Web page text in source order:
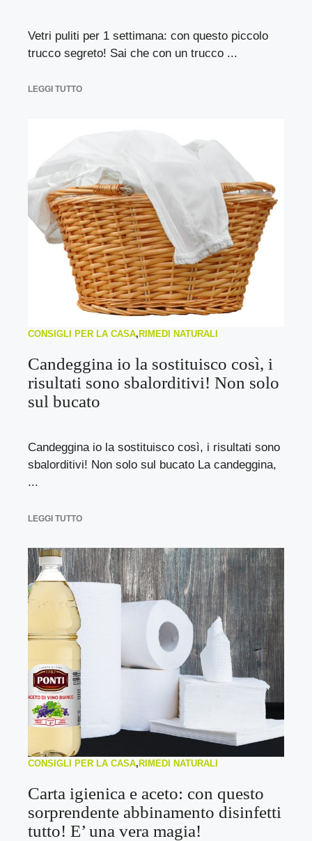
Vetri puliti per 1 settimana: con questo piccolo
trucco segreto! Sai che con un trucco ...
LEGGI TUTTO
CONSIGLI PER LA CASA, RIMEDI NATURALI
Candeggina io la sostituisco così, i
risultati sono sbalorditivi! Non solo
sul bucato
Candeggina io la sostituisco così, i risultati sono
sbalorditivi! Non solo sul bucato La candeggina,
...
LEGGI TUTTO
CONSIGLI PER LA CASA,RIMEDI NATURALI
Carta igienica e aceto: con questo
sorprendente abbinamento disinfetti
tutto! E’ una vera magia!